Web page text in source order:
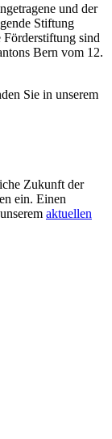
und der
Stiftung
sind
Bern vom 12.
Sie in unserem
Zukunft der
ein. Einen
aktuellen